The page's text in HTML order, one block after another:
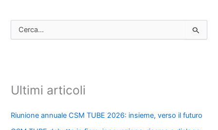
e
Ultimi articoli
Riunione annuale CSM TUBE 2026: insieme, verso il futuro